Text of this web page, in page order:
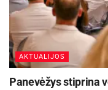
AKTUALIJOS
Panevėžys stiprina